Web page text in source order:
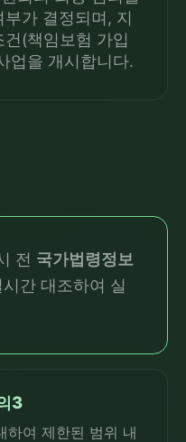
가 결정되며, 지
(책임보험 가입
업을 개시합니다.
전 국가법령정보
간 대조하여 실
3
하여 제한된 범위 내